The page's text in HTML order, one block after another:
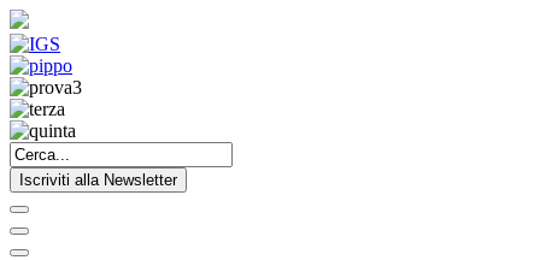
Iscriviti alla Newsletter